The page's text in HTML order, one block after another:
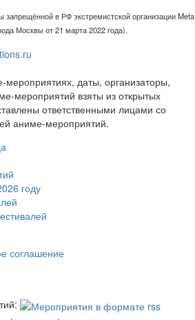
в РФ экстремистской организации Meta
Москвы от 21 марта 2022 года).
даты, организаторы,
мероприятий взяты из открытых
ответственными лицами со
аниме-мероприятий.
году
соглашение